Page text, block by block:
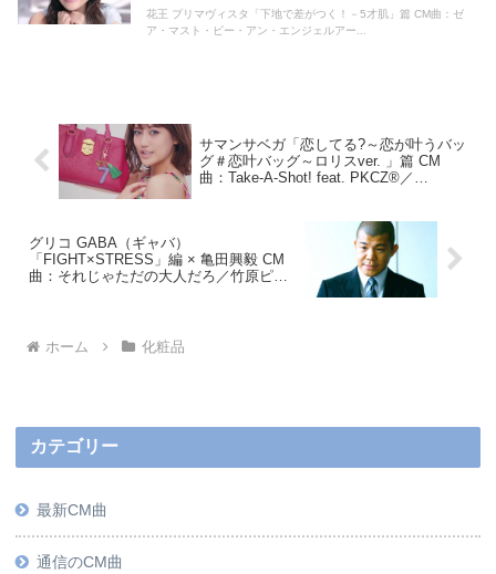
花王 プリマヴィスタ「下地で差がつく！－5才肌」篇 CM曲：ゼ
ア・マスト・ビー・アン・エンジェルアー...
サマンサベガ「恋してる?～恋が叶うバッ
グ＃恋叶バッグ～ロリスver. 」篇 CM
曲：Take-A-Shot! feat. PKCZ®／
グリコ GABA（ギャバ）
「FIGHT×STRESS」編 × 亀田興毅 CM
曲：それじゃただの大人だろ／竹原ピス
ホーム 化粧品
カテゴリー
最新CM曲
通信のCM曲